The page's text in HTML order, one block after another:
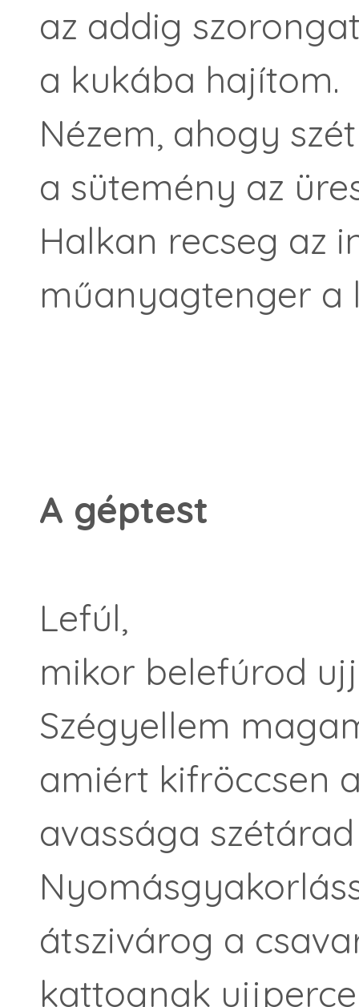
az addig
a kukába hajítom.
Nézem, ahogy
a sütemény az
Halkan recseg az
műanyagtenger a
A géptest
Lefúl,
mikor belefúrod
Szégyellem
amiért kifröccsen
avassága
átszivárog a
kattognak